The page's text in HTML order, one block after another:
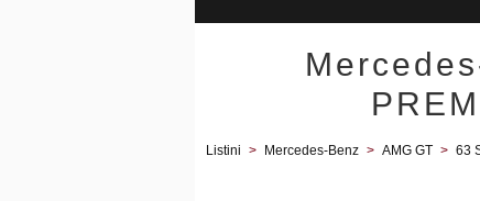
Listini > Mercedes-Benz > AMG GT > 63